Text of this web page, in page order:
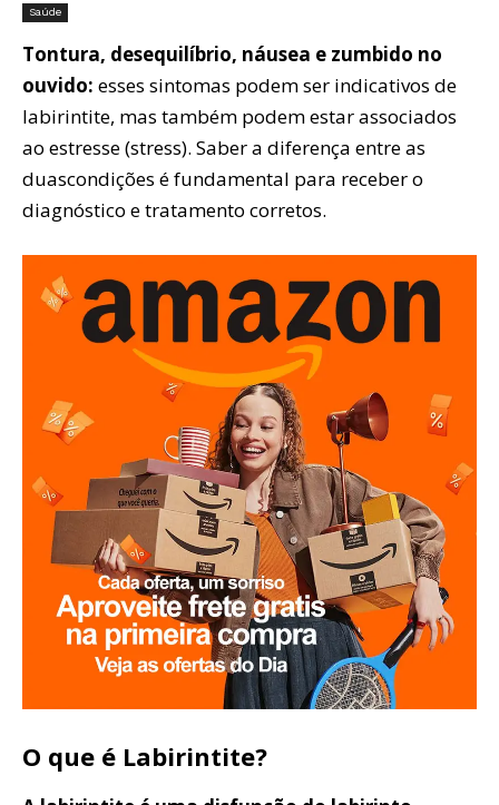
Saúde
Tontura, desequilíbrio, náusea e zumbido no
ouvido: esses sintomas podem ser indicativos de
labirintite, mas também podem estar associados
ao estresse (stress). Saber a diferença entre as
duascondições é fundamental para receber o
diagnóstico e tratamento corretos.
O que é Labirintite?